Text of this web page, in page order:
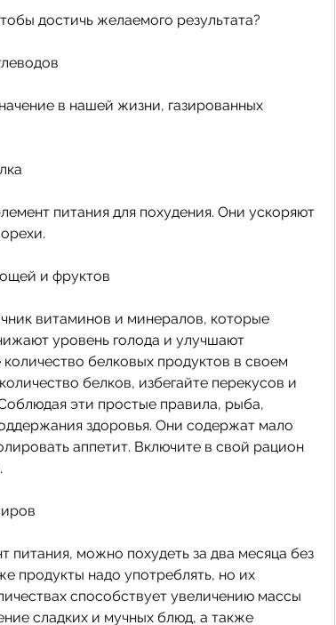
достичь желаемого результата?
в нашей жизни, газированных
питания для похудения. Они ускоряют
и фруктов
витаминов и минералов, которые
уровень голода и улучшают
белковых продуктов в своем
белков, избегайте перекусов и
эти простые правила, рыба,
здоровья. Они содержат мало
аппетит. Включите в свой рацион
можно похудеть за два месяца без
продукты надо употреблять, но их
способствует увеличению массы
сладких и мучных блюд, а также